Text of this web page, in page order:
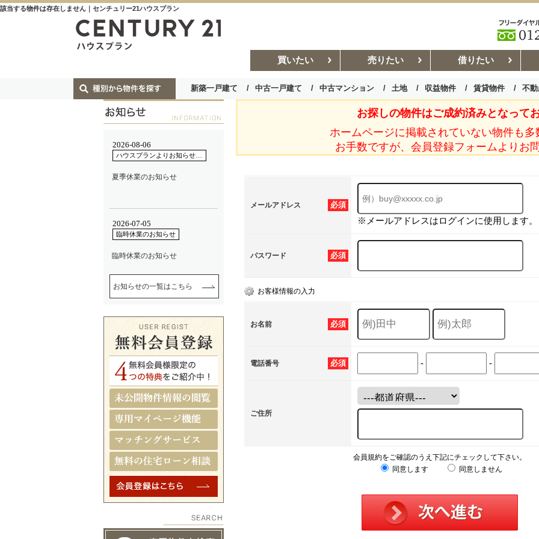
該当する物件は存在しません｜センチュリー21ハウスプラン
買いたい 売りたい 借りたい
新築一戸建て 中古一戸建て 中古マンション 土地 収益物件 賃貸物件 不
お部屋探しコラム 賃貸管理コ
お探しの物件はご成約済みとなってお
ホームページに掲載されていない物件も多
お手数ですが、会員登録フォームよりお
必須
メールアドレス
※メールアドレスはログインに使用します。
必須
パスワード
お客様情報の入力
必須
お名前
必須
電話番号 - -
ご住所
会員規約をご確認のうえ下記にチェックして下さい。
同意します
同意しません
お知らせの一覧はこちら